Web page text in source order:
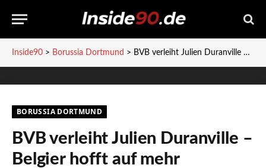
Inside90 > Borussia Dortmund > BVB verleiht Julien Duranville – Belgier hofft auf mehr Spielpraxis beim FC Basel
BORUSSIA DORTMUND
BVB verleiht Julien Duranville –
Belgier hofft auf mehr